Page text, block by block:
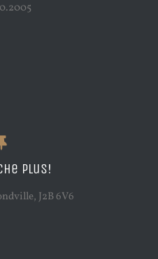
plus!
J2B 6V6